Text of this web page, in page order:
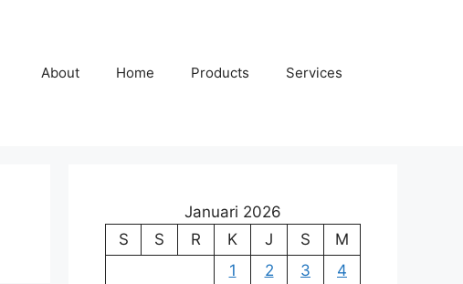
About Home Products Services
Januari 2026
S
S R K J S
M
1
2 3
4